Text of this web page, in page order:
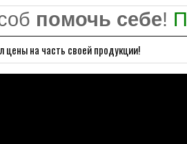
помочь себе!
цены на часть своей продукции!